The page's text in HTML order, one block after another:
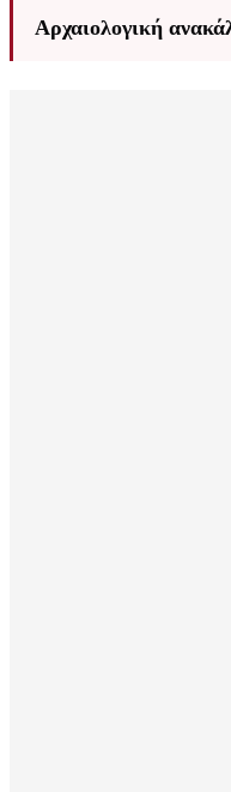
Αρχαιολογική